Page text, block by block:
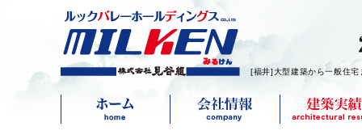
[福井]大型建築から一般住